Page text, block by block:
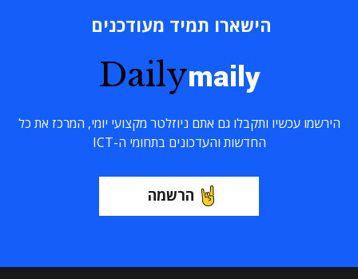
הישארו תמיד מעודכנים
Dailymaily
הירשמו עכשיו ותקבלו גם אתם ניוזלטר מקצועי יומי, המרכז את כל
החדשות והעדכונים בתחומי ה-ICT
הרשמה